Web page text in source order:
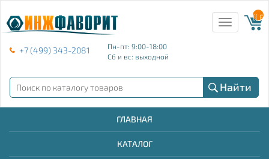
+7 (499) 343-2081
Пн-пт: 9:00-18:00
Сб и вс: выходной
Toggle
navigation
{{
Найти
ГЛАВНАЯ
КАТАЛОГ